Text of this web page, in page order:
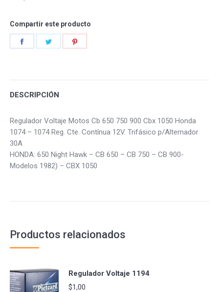
Compartir este producto
DESCRIPCIÓN
Regulador Voltaje Motos Cb 650 750 900 Cbx 1050 Honda
1074 – 1074 Reg. Cte. Contínua 12V. Trifásico p/Alternador
30A
HONDA: 650 Night Hawk – CB 650 – CB 750 – CB 900-
Modelos 1982) – CBX 1050
Productos relacionados
Regulador Voltaje 1194
$1,00